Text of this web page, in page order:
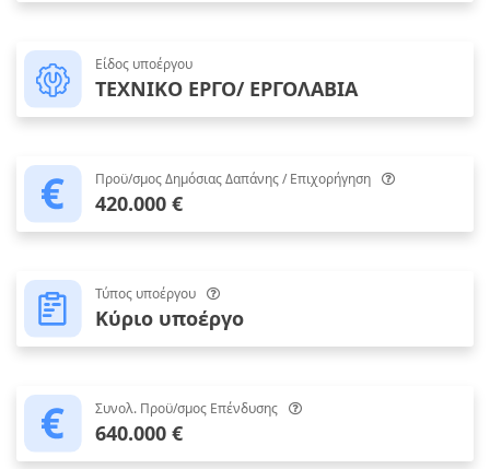
Είδος υποέργου
ΤΕΧΝΙΚΟ ΕΡΓΟ/ ΕΡΓΟΛΑΒΙΑ
Προϋ/σμος Δημόσιας Δαπάνης / Επιχορήγηση
420.000 €
Τύπος υποέργου
Κύριο υποέργο
Συνολ. Προϋ/σμος Επένδυσης
640.000 €